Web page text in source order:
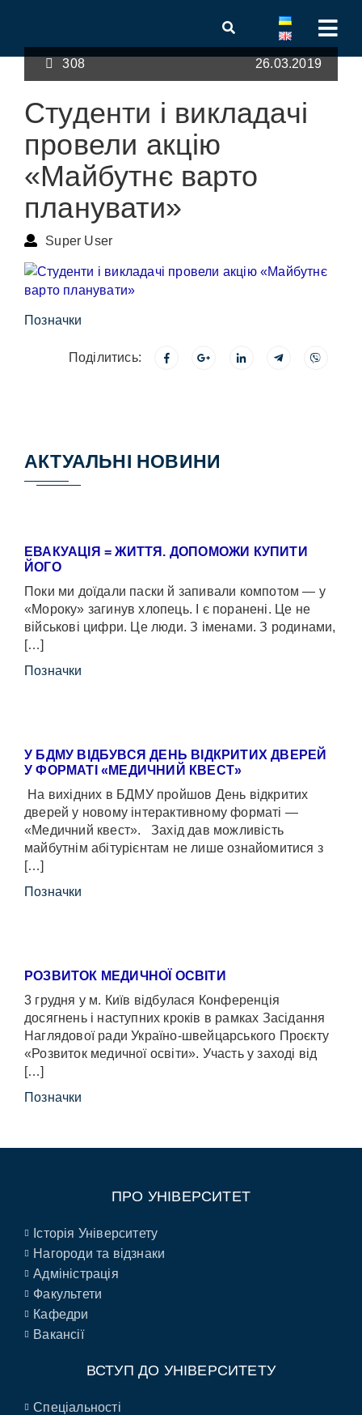
308 26.03.2019
Студенти і викладачі
провели акцію
«Майбутнє варто
планувати»
Super User
Позначки
Поділитись:
АКТУАЛЬНІ НОВИНИ
ЕВАКУАЦІЯ = ЖИТТЯ. ДОПОМОЖИ КУПИТИ
ЙОГО
Поки ми доїдали паски й запивали компотом — у
«Мороку» загинув хлопець. І є поранені. Це не
військові цифри. Це люди. З іменами. З родинами,
[…]
Позначки
У БДМУ ВІДБУВСЯ ДЕНЬ ВІДКРИТИХ ДВЕРЕЙ
У ФОРМАТІ «МЕДИЧНИЙ КВЕСТ»
На вихідних в БДМУ пройшов День відкритих
дверей у новому інтерактивному форматі —
«Медичний квест». Захід дав можливість
майбутнім абітурієнтам не лише ознайомитися з
[…]
Позначки
РОЗВИТОК МЕДИЧНОЇ ОСВІТИ
3 грудня у м. Київ відбулася Конференція
досягнень і наступних кроків в рамках Засідання
Наглядової ради Україно-швейцарського Проєкту
«Розвиток медичної освіти». Участь у заході від
[…]
Позначки
ПРО УНІВЕРСИТЕТ
Історія Університету
Нагороди та відзнаки
Адміністрація
Факультети
Кафедри
Вакансії
ВСТУП ДО УНІВЕРСИТЕТУ
Спеціальності